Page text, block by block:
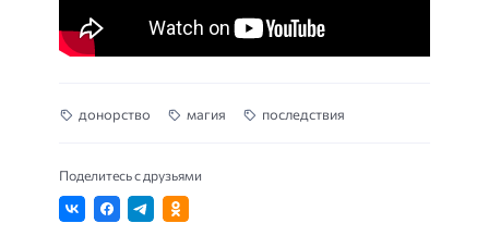
донорство магия последствия
Поделитесь с друзьями